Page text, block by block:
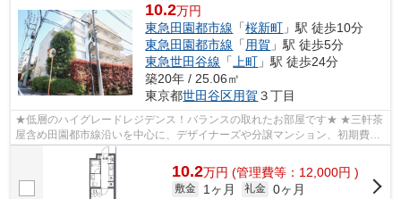
10.2万円
東急田園都市線 「桜新町 」駅 徒歩10分
東急田園都市線 「 用賀 」駅 徒歩5分
東急世田谷線 「 上町 」駅 徒歩24分
築20年 / 25.06㎡
東京都世田谷区用賀 ３丁目
★低層のハイグレードレジデンス！バランスの取れたお部屋です★ ★三軒茶
屋含め田園都市線沿いを中心に、デザイナーズや分譲マンション、初期費用
を抑えた部屋探しはぜひ当社にお任せく...
10.2万円 (管理費等：12,000円 )
敷金 1ヶ月 礼金 0ヶ月